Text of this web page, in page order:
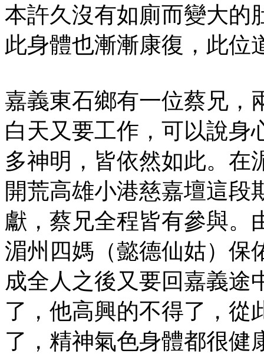
本許久沒有如廁而變大的
此身體也漸漸康復，此位
嘉義東石鄉有一位蔡兄，
白天又要工作，可以說身
多神明，皆依然如此。在
開荒高雄小港慈嘉壇這段
獻，蔡兄全程皆有參與。
湄州四媽（懿德仙姑）保
成全人之後又要回嘉義途
了，他高興的不得了，從
了，精神氣色身體都很健